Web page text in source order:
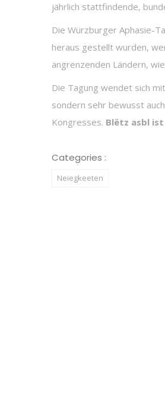
jährlich stattfindende,
Die Würzburger Aphasie-
heraus gestellt wurden,
angrenzenden Ländern,
Die Tagung wendet sich
sondern sehr bewusst
Kongresses. Blëtz asbl
Categories :
Neiegkeeten